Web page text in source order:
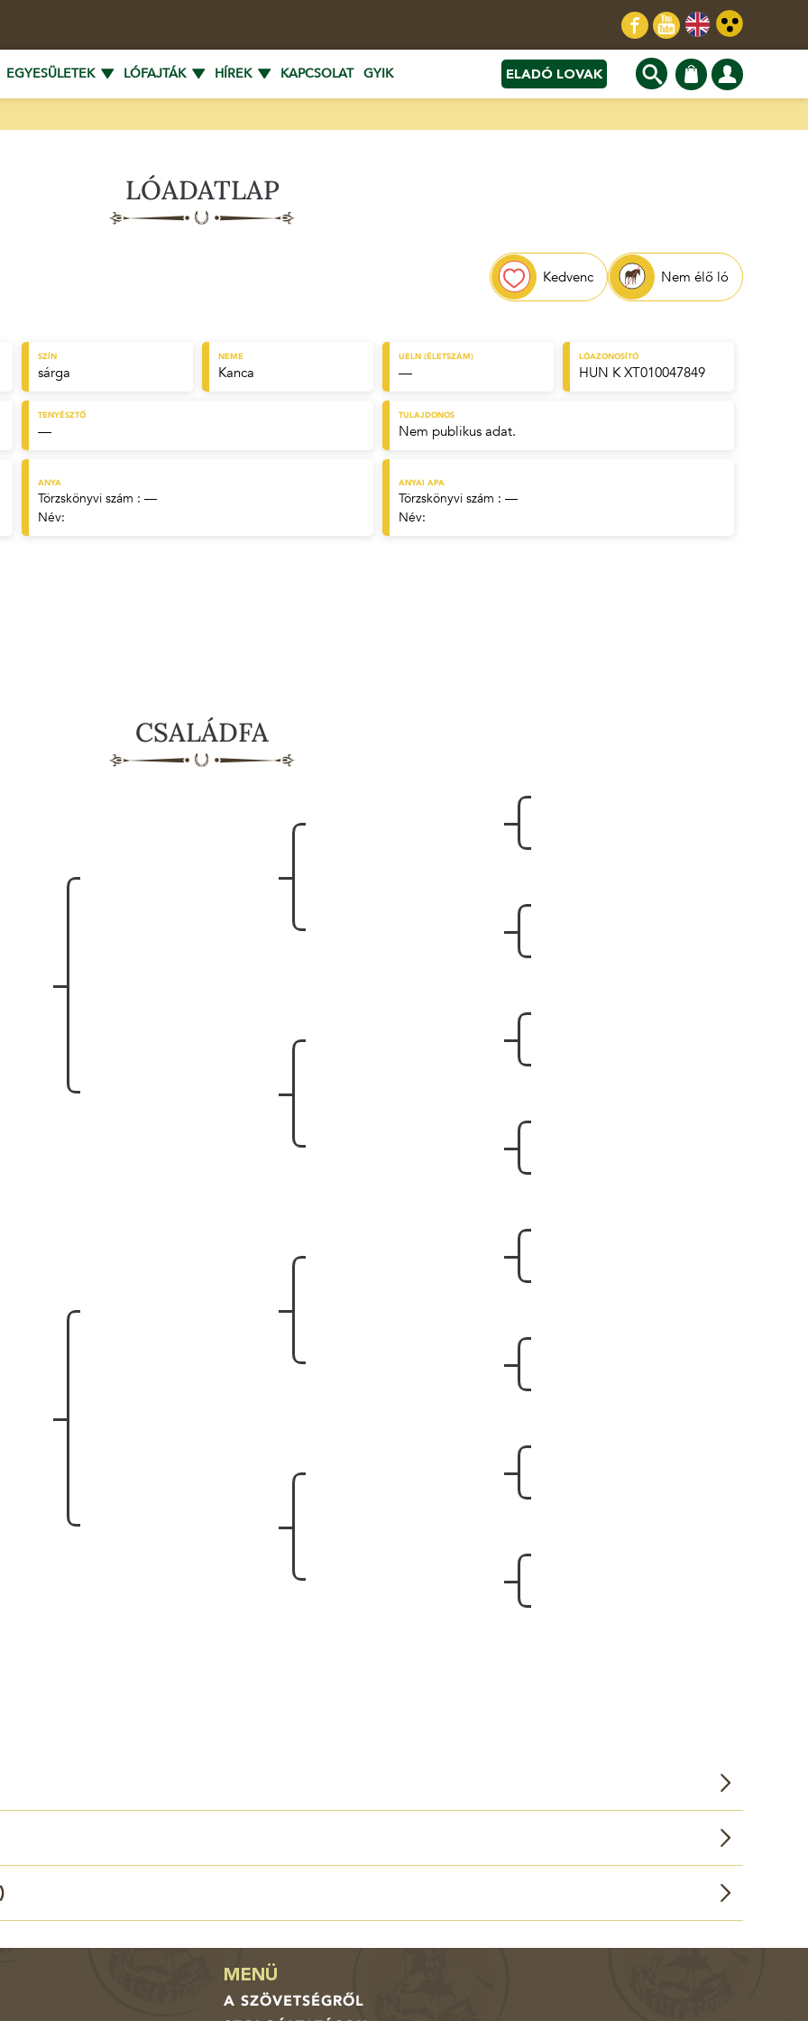
EGYESÜLETEK LÓFAJTÁK HÍREK KAPCSOLAT GYIK ELADÓ LOVAK
LÓADATLAP
Kedvenc Nem élő ló
SZÍN
sárga
NEME
Kanca
UELN (ÉLETSZÁM)
—
LÓAZONOSÍTÓ
HUN K XT010047849
TENYÉSZTŐ
—
TULAJDONOS
Nem publikus adat.
ANYA
Törzskönyvi szám : —
Név:
ANYAI APA
Törzskönyvi szám : —
Név:
CSALÁDFA
)
MENÜ
A SZÖVETSÉGRŐL